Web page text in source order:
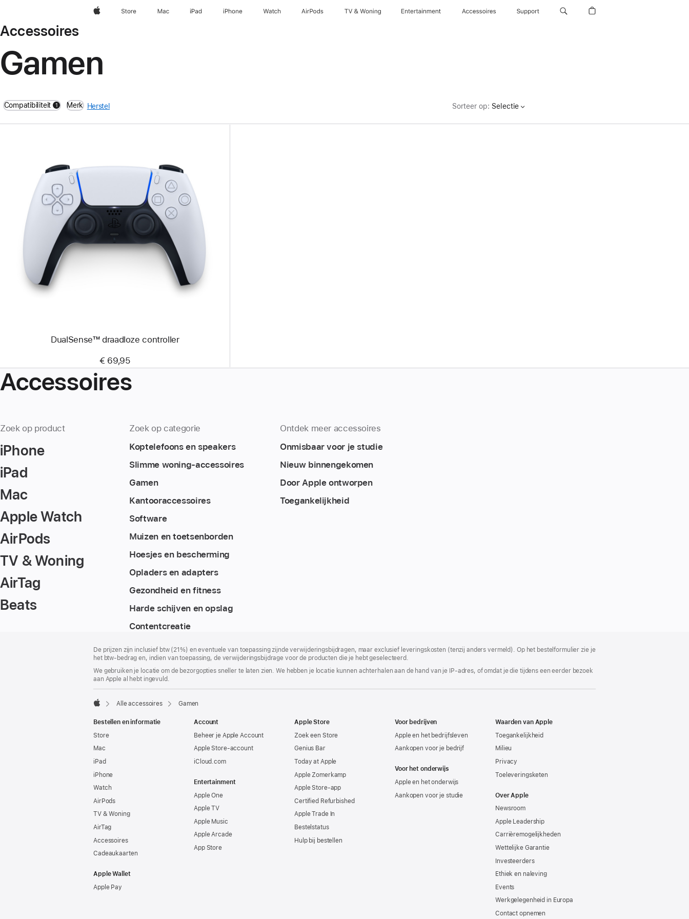
AppleStore Mac iPad iPhone Watch AirPods TV & Woning Entertainment Accessoires Support
Accessoires
Gamen
Compatibiliteit 1
filters active
Merk Herstel Sorteer op: Selectie
Vorige
Afbeelding
DualSense™
draadloze
DualSense™ draadloze controller
€ 69,95
Accessoires
Zoek op product
iPhone
iPad
Mac
Apple Watch
AirPods
TV & Woning
AirTag
Beats
Zoek op categorie
Koptelefoons en speakers
Slimme woning-accessoires
Gamen
Kantoor­accessoires
Software
Muizen en toetsenborden
Hoesjes en bescherming
Opladers en adapters
Gezondheid en fitness
Harde schijven en opslag
Content­creatie
Ontdek meer accessoires
Onmisbaar voor je studie
Nieuw binnengekomen
Door Apple ontworpen
Toegankelijkheid
De prijzen zijn inclusief btw (21%) en eventuele van toepassing zijnde verwijderingsbijdragen, maar exclusief leveringskosten (tenzij anders vermeld). Op het bestelformulier zie je
het btw-bedrag en, indien van toepassing, de verwijderingsbijdrage voor de producten die je hebt geselecteerd.
We gebruiken je locatie om de bezorgopties sneller te laten zien. We hebben je locatie kunnen achterhalen aan de hand van je IP-adres, of omdat je die tijdens een eerder bezoek
aan Apple al hebt ingevuld.
Alle accessoires Gamen
Bestellen en informatie
Store
Mac
iPad
iPhone
Watch
AirPods
TV & Woning
AirTag
Accessoires
Cadeaukaarten
Apple Wallet
Apple Pay
Account
Beheer je Apple Account
Apple Store-account
iCloud.com
Entertainment
Apple One
Apple TV
Apple Music
Apple Arcade
App Store
Apple Store
Zoek een Store
Genius Bar
Today at Apple
Apple Zomerkamp
Apple Store-app
Certified Refurbished
Apple Trade In
Bestelstatus
Hulp bij bestellen
Voor bedrijven
Apple en het bedrijfsleven
Aankopen voor je bedrijf
Voor het onderwijs
Apple en het onderwijs
Aankopen voor je studie
Waarden van Apple
Toegankelijkheid
Milieu
Privacy
Toeleveringsketen
Over Apple
Newsroom
Apple Leadership
Carrièremogelijkheden
Wettelijke Garantie
Investeerders
Ethiek en naleving
Events
Werkgelegenheid in Europa
Contact opnemen